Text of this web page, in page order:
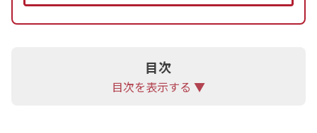
目次
目次を表示する ▼